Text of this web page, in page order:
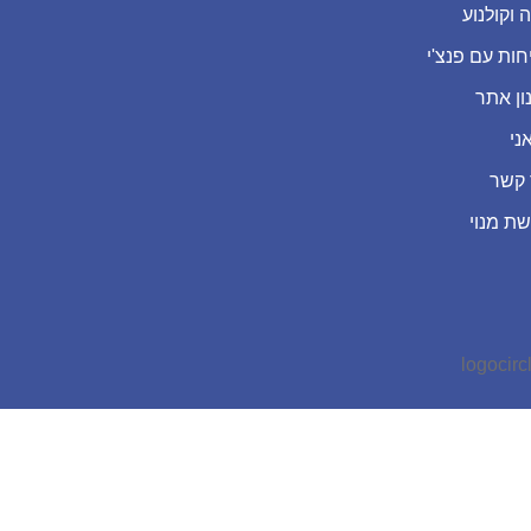
וקולנוע
עם פנצ'י
אתר
קשר
מנוי